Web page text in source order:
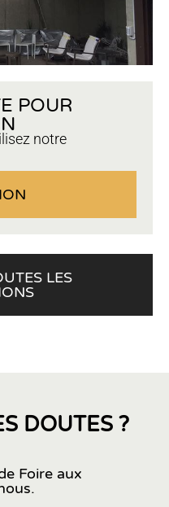
POUR
notre
LES
DOUTES ?
Foire aux